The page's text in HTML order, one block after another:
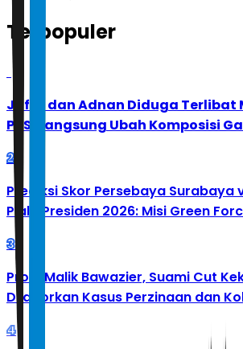
Terpopuler
Jafar dan Adnan Diduga Terlibat
PBSI Langsung Ubah Komposisi
2
Prediksi Skor Persebaya Surabaya
Piala Presiden 2026: Misi Green
3
Profil Malik Bawazier, Suami Cut
Dilaporkan Kasus Perzinaan dan
4